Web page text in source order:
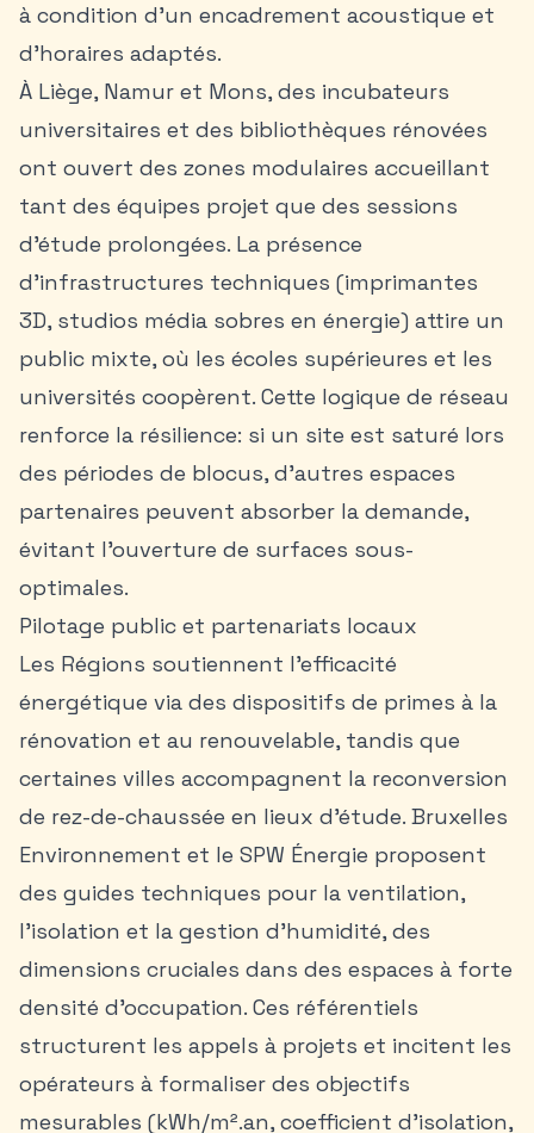
à condition d’un encadrement acoustique et
d’horaires adaptés.
À Liège, Namur et Mons, des incubateurs
universitaires et des bibliothèques rénovées
ont ouvert des zones modulaires accueillant
tant des équipes projet que des sessions
d’étude prolongées. La présence
d’infrastructures techniques (imprimantes
3D, studios média sobres en énergie) attire un
public mixte, où les écoles supérieures et les
universités coopèrent. Cette logique de réseau
renforce la résilience: si un site est saturé lors
des périodes de blocus, d’autres espaces
partenaires peuvent absorber la demande,
évitant l’ouverture de surfaces sous-
optimales.
Pilotage public et partenariats locaux
Les Régions soutiennent l’efficacité
énergétique via des dispositifs de primes à la
rénovation et au renouvelable, tandis que
certaines villes accompagnent la reconversion
de rez-de-chaussée en lieux d’étude. Bruxelles
Environnement et le SPW Énergie proposent
des guides techniques pour la ventilation,
l’isolation et la gestion d’humidité, des
dimensions cruciales dans des espaces à forte
densité d’occupation. Ces référentiels
structurent les appels à projets et incitent les
opérateurs à formaliser des objectifs
mesurables (kWh/m².an, coefficient d’isolation,